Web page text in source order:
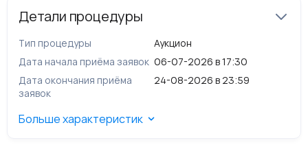
Год выпуска:
Цвет:металлик
22.05.2008
Техническое состояние согласно Акту осмотра от
05.07.2023:
неудовлетворительное
Сведения о наличии спора; обременений/
ограничений; особые отметки:
Спора по имуществу, обременений/ограничений
нет; особые отметки отсутствуют
Детали процедуры
Тип процедуры
Аукцион
Дата начала приёма заявок 06-07-2026 в 17:30
Дата окончания приёма
заявок
24-08-2026 в 23:59
Больше характеристик